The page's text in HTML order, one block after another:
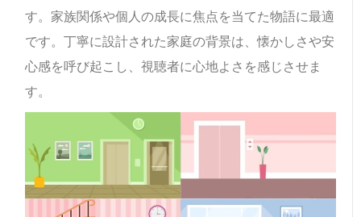
す。家族関係や個人の成長に焦点を当てた物語に最適
です。丁寧に設計された家庭の背景は、懐かしさや安
心感を呼び起こし、視聴者に心地よさを感じさせま
す。